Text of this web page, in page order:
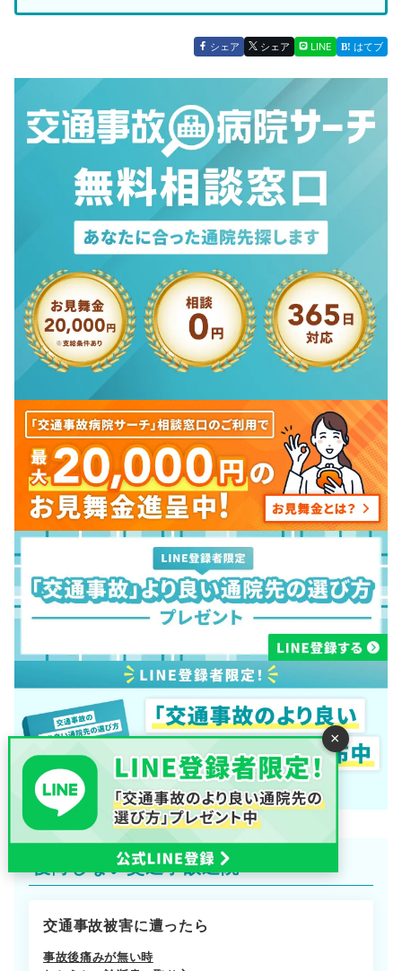
シェア シェア LINE はてブ
後悔しない交通事故通院へ
交通事故被害に遭ったら
事故後痛みが無い時
×